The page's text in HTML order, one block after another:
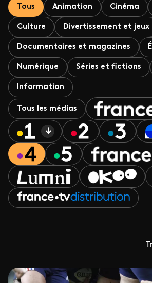
Tous Animation Cinéma
Culture Divertissement et jeux
Documentaires et magazines
Numérique Séries et fictions
Information
Tous les médias